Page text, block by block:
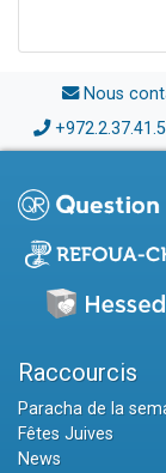
Nous
Raccourcis
Paracha de la
Fêtes Juives
News